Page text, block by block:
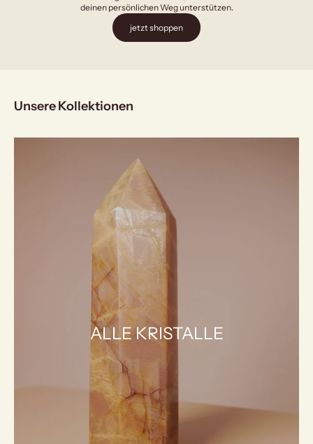
deinen persönlichen Weg unterstützen.
jetzt shoppen
Unsere Kollektionen
ALLE KRISTALLE